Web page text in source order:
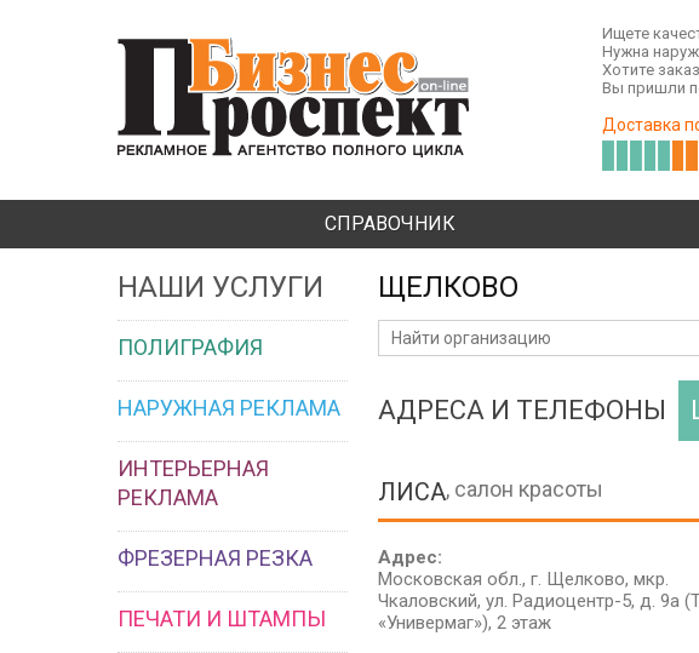
Ищете
Нужна
Хотите
Вы пришли
Доставка
СПРАВОЧНИК
НАШИ УСЛУГИ
ПОЛИГРАФИЯ
НАРУЖНАЯ РЕКЛАМА
ИНТЕРЬЕРНАЯ
РЕКЛАМА
ФРЕЗЕРНАЯ РЕЗКА
ПЕЧАТИ И ШТАМПЫ
ЩЕЛКОВО
АДРЕСА И ТЕЛЕФОНЫ
ЛИСА, салон красоты
Адрес:
Московская обл., г. Щелково, мкр.
Чкаловский, ул. Радиоцентр-5, д. 9а
«Универмаг»), 2 этаж